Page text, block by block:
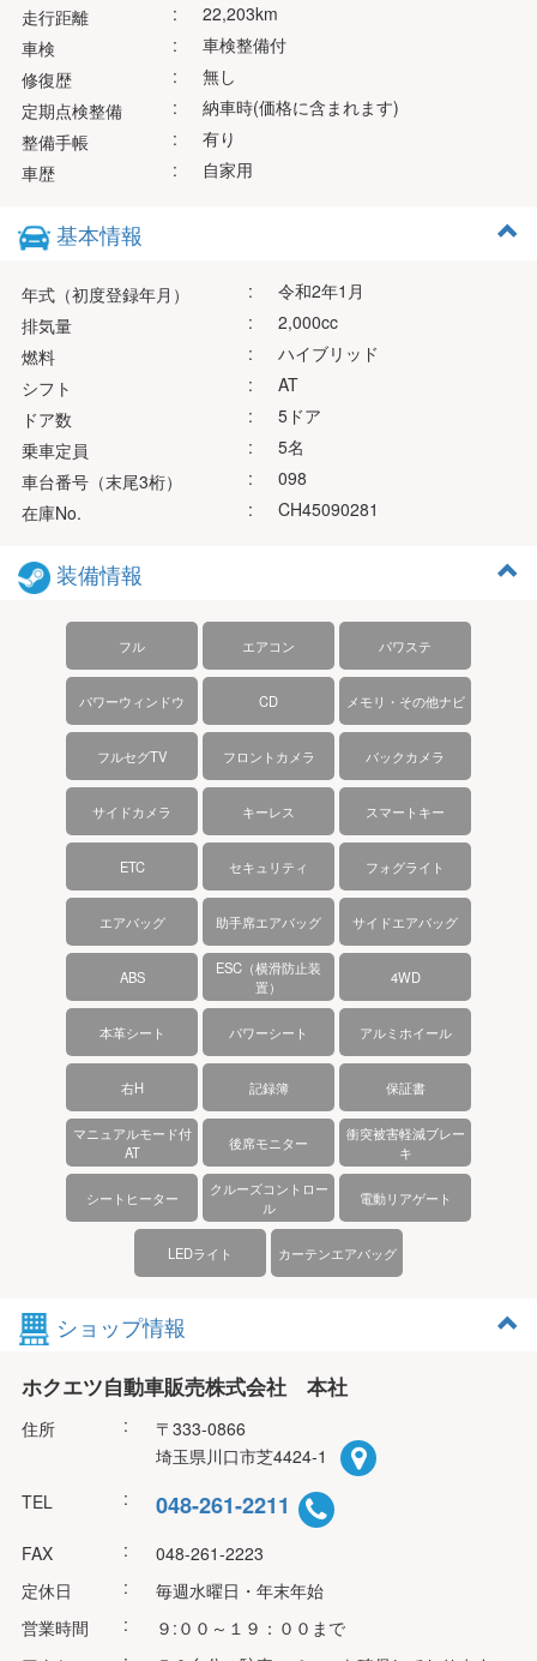
走行距離 :
22,203km
車検
:
車検整備付
修復歴
:
無し
定期点検整備
:
納車時(価格に含まれます)
整備手帳
:
有り
車歴
: 自家用
基本情報
年式（初度登録年月） :
令和2年1月
排気量
:
2,000cc
燃料
:
ハイブリッド
シフト
:
AT
ドア数
:
5ドア
乗車定員
:
5名
車台番号（末尾3桁）
:
098
在庫No.
: CH45090281
装備情報
フル エアコン パワステ
パワーウィンドウ CD メモリ・その他ナビ
フルセグTV フロントカメラ バックカメラ
サイドカメラ キーレス スマートキー
ETC セキュリティ フォグライト
エアバッグ 助手席エアバッグ サイドエアバッグ
ABS
ESC（横滑防止装
置）
4WD
本革シート パワーシート アルミホイール
右H 記録簿 保証書
マニュアルモード付
AT
後席モニター
衝突被害軽減ブレー
キ
シートヒーター
クルーズコントロー
ル
電動リアゲート
LEDライト カーテンエアバッグ
ショップ情報
ホクエツ自動車販売株式会社 本社
住所 :
〒333-0866
埼玉県川口市芝4424-1
TEL
: 048-261-2211
FAX :
048-261-2223
定休日
:
毎週水曜日・年末年始
営業時間
:
９:００～１９：００まで